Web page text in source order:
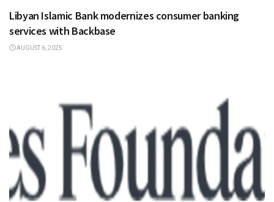
Libyan Islamic Bank modernizes consumer banking
services with Backbase
AUGUST 6, 2025